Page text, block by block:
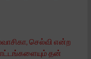
செல்வி என்ற
தன்